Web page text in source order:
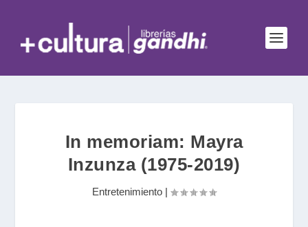
In memoriam: Mayra
Inzunza (1975-2019)
Entretenimiento |